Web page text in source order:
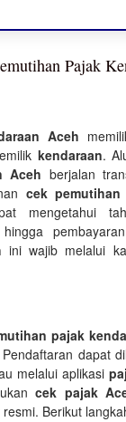
Pajak
Aceh
kendaraan.
Aceh berjalan
cek pemutihan
mengetahui
ini wajib melalui
pajak
dapat
melalui aplikasi
cek pajak
Berikut